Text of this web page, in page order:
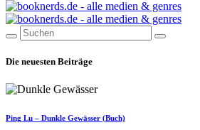
Die neuesten Beiträge
Ping Lu – Dunkle Gewässer (Buch)